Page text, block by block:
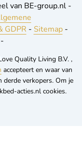
van BE-group.nl -
GDPR - Sitemap-
-
Quality Living B.V. ,
accepteert en waar van
derde verkopers. Om je
acties.nl cookies.